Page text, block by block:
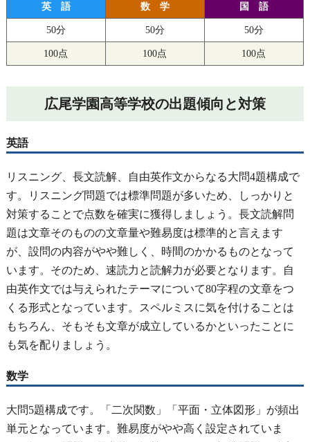
英 語 数 学 国 語
50分 50分 50分
100点 100点 100点
広尾学園高等学校の出題傾向と対策
英語
リスニング、長文読解、自由英作文からなる大問4題構成で
す。リスニング問題では標準問題が多いため、しっかりと
対策することで点数を確実に獲得しましょう。長文読解問
題は文章そのものの文章量や難易度は標準的と言えます
が、設問の内容がやや難しく、時間のかかるものとなって
います。そのため、速読力と読解力が必要となります。自
由英作文では与えられたテーマについて80字程の文章をつ
くる形式となっています。スペルミスに気を付けることは
もちろん、そもそも文章が成立しているかといったことに
も気を配りましょう。
数学
大問5題構成です。「二次関数」「平面・立体図形」が頻出
単元となっています。難易度がやや高く設定されていま